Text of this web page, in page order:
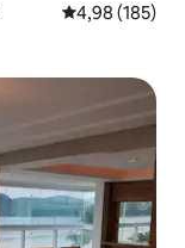
Priemerné
4,98 (185)